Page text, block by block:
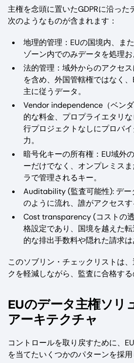
主権を念頭に置いたGDPRに沿った
次のようなものが含まれます：
地理的管理：EUの国境内、ま
ゾーン内でのみデータを処理お
法的管理：域外からのアクセ
を含め、外国管轄権ではなく
主に従うデータ。
Vendor independence（ベン
的な料金、プロプライエタリ
行プロジェクトなしにプロバ
力。
暗号化キーの所有権：EU域外
ーだけでなく、オンプレミス
ラで管理されるキー。
Auditability (監査可能性): デー
のように流れ、誰がアクセス
Cost transparency (コストの
格設定であり、国境を越えた
的な排出手数料や隠れた請求は
このソブリン・チェックリストは
クを軽減しながら、監査に合格する
EUのデータ主権ソリ
アーキテクチャ
コントロールを取り戻すために、
を当てたいくつかのパターンを採用